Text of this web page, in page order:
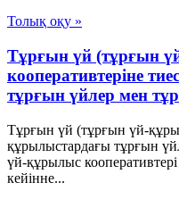
Толық оқу »
Тұрғын үй (тұрғын
кооперативтеріне
тұрғын үйлер мен
Тұрғын үй (тұрғын үй-
құрылыстардағы тұрғын
үй-құрылыс
кейінне...